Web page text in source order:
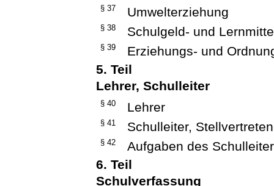
§ 37 Umwelterziehung
§ 38 Schulgeld- und
§ 39
Erziehungs- und
5. Teil
Lehrer, Schulleiter
§ 40 Lehrer
§ 41 Schulleiter,
§ 42
Aufgaben des
6. Teil
Schulverfassung